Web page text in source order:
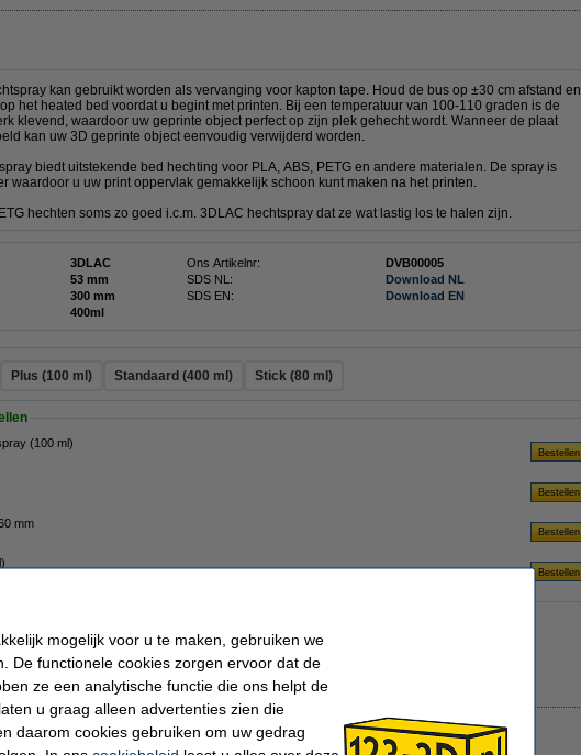
kan gebruikt worden als vervanging voor kapton tape. Houd de bus op ±30 cm afstand en
het heated bed voordat u begint met printen. Bij een temperatuur van 100-110 graden is de
klevend, waardoor uw geprinte object perfect op zijn plek gehecht wordt. Wanneer de plaat
kan uw 3D geprinte object eenvoudig verwijderd worden.
biedt uitstekende bed hechting voor PLA, ABS, PETG en andere materialen. De spray is
waardoor u uw print oppervlak gemakkelijk schoon kunt maken na het printen.
hechten soms zo goed i.c.m. 3DLAC hechtspray dat ze wat lastig los te halen zijn.
3DLAC Ons Artikelnr:
DVB00005
53 mm SDS NL:
Download NL
300 mm SDS EN:
Download EN
400ml
Plus (100 ml) Standaard (400 ml) Stick (80 ml)
(100 ml)
mm
mogelijk voor u te maken, gebruiken we
De functionele cookies zorgen ervoor dat de
ze een analytische functie die ons helpt de
u graag alleen advertenties zien die
daarom cookies gebruiken om uw gedrag